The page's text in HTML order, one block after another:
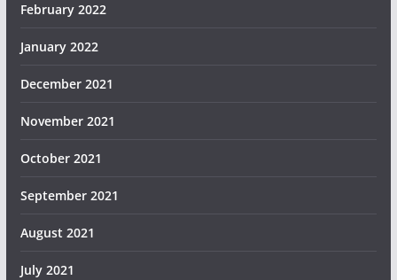
February 2022
January 2022
December 2021
November 2021
October 2021
September 2021
August 2021
July 2021